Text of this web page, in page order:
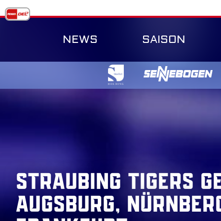
Skip
to
NEWS SAISON
Straubing Tigers
Augsburg,